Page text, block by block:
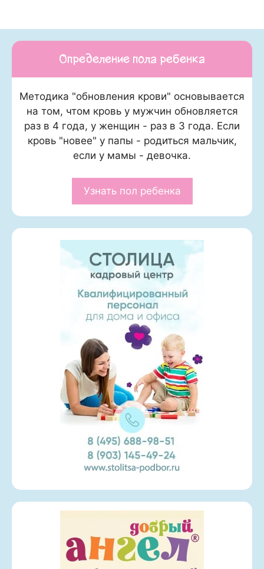
Определение пола ребенка
Методика "обновления крови" основывается
на том, чтом кровь у мужчин обновляется
раз в 4 года, у женщин - раз в 3 года. Если
кровь "новее" у папы - родиться мальчик,
если у мамы - девочка.
Узнать пол ребенка